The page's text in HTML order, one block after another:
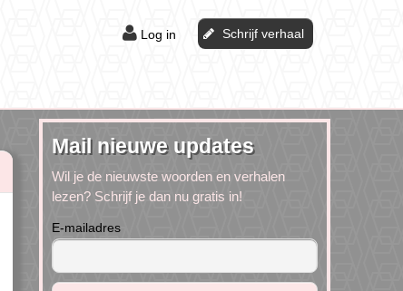
Log in Schrijf verhaal
Mail nieuwe updates
Wil je de nieuwste woorden en verhalen
lezen? Schrijf je dan nu gratis in!
E-mailadres